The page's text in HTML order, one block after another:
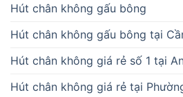
Hút chân không gấu bông
Hút chân không gấu bông tại
Hút chân không giá rẻ số 1 tại
Hút chân không giá rẻ tại